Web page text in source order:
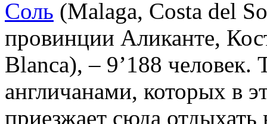
Соль (Malaga, Costa del
провинции Аликанте,
Blanca), – 9’188 человек.
англичанами, которых в
приезжает сюда